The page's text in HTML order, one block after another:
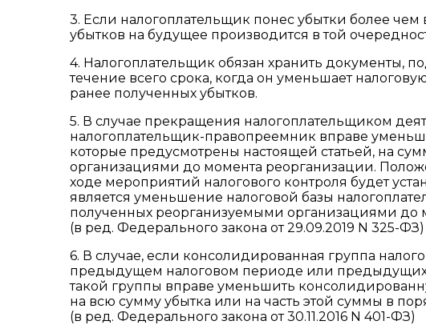
3. Если налогоплательщик понес убытки более
убытков на будущее производится в той
4. Налогоплательщик обязан хранить документы,
течение всего срока, когда он уменьшает
ранее полученных убытков.
5. В случае прекращения налогоплательщиком
налогоплательщик-правопреемник вправе
которые предусмотрены настоящей статьей, на
организациями до момента реорганизации.
ходе мероприятий налогового контроля будет
является уменьшение налоговой базы
полученных реорганизуемыми организациями до
(в ред. Федерального закона от 29.09.2019 N 325-ФЗ)
6. В случае, если консолидированная группа
предыдущем налоговом периоде или предыдущих
такой группы вправе уменьшить
на всю сумму убытка или на часть этой суммы в
(в ред. Федерального закона от 30.11.2016 N 401-ФЗ)